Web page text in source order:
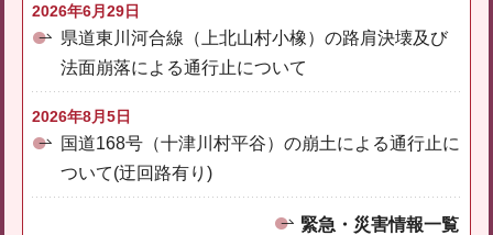
2026年6月29日
県道東川河合線（上北山村小橡）の路肩決壊及び
法面崩落による通行止について
2026年8月5日
国道168号（十津川村平谷）の崩土による通行止に
ついて(迂回路有り)
緊急・災害情報一覧